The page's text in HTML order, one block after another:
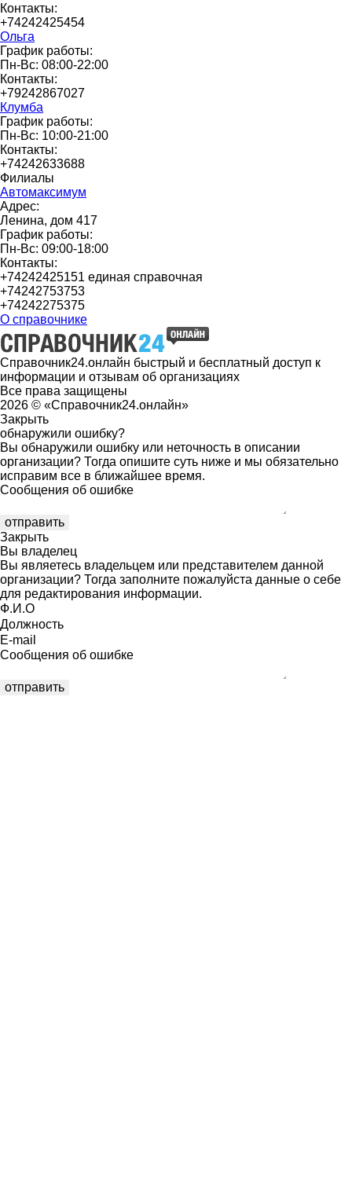
Контакты:
+74242425454
Ольга
График работы:
Пн-Вс: 08:00-22:00
Контакты:
+79242867027
Клумба
График работы:
Пн-Вс: 10:00-21:00
Контакты:
+74242633688
Филиалы
Автомаксимум
Адрес:
Ленина, дом 417
График работы:
Пн-Вс: 09:00-18:00
Контакты:
+74242425151 единая справочная
+74242753753
+74242275375
О справочнике
Справочник24.онлайн быстрый и бесплатный доступ к
информации и отзывам об организациях
Все права защищены
2026 © «Справочник24.онлайн»
Закрыть
обнаружили ошибку?
Вы обнаружили ошибку или неточность в описании
организации? Тогда опишите суть ниже и мы обязательно
исправим все в ближайшее время.
Сообщения об ошибке
Закрыть
Вы владелец
Вы являетесь владельцем или представителем данной
организации? Тогда заполните пожалуйста данные о себе
для редактирования информации.
Ф.И.О
Должность
E-mail
Сообщения об ошибке